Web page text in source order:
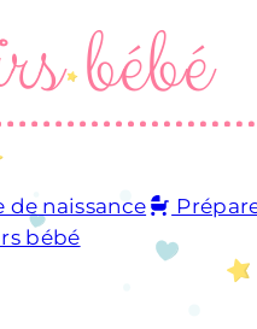
bébé
de naissance
bébé